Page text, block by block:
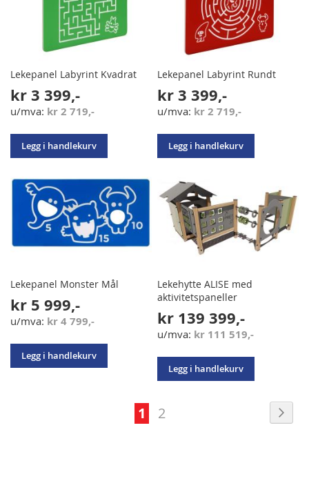
Lekepanel Labyrint Kvadrat
kr 3 399,-
kr 2 719,-
Legg i handlekurv
Lekepanel Labyrint Rundt
kr 3 399,-
kr 2 719,-
Legg i handlekurv
Lekepanel Monster Mål
kr 5 999,-
kr 4 799,-
Legg i handlekurv
Lekehytte ALISE med
aktivitetspaneller
kr 139 399,-
kr 111 519,-
Legg i handlekurv
Side
You're
1 Side
2